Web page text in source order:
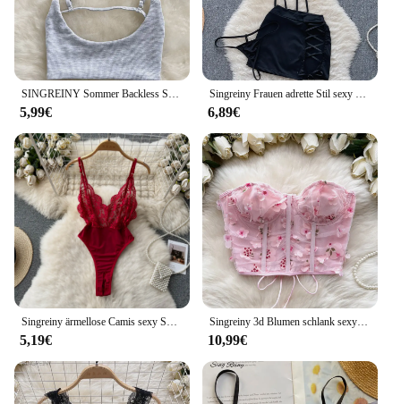
5,99€ 6,89€
5,19€
Singreiny 3d Blumen schlank sexy Top American Ins Cross Bandage kurze Korsett weibliche ärmellose Hotsweet träger lose Mesh Camis
10,99€